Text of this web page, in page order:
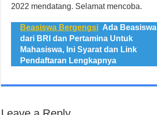
2022 mendatang. Selamat mencoba.
Beasiswa Bergengsi Ada Beasiswa
dari BRI dan Pertamina Untuk
Mahasiswa, Ini Syarat dan Link
Pendaftaran Lengkapnya